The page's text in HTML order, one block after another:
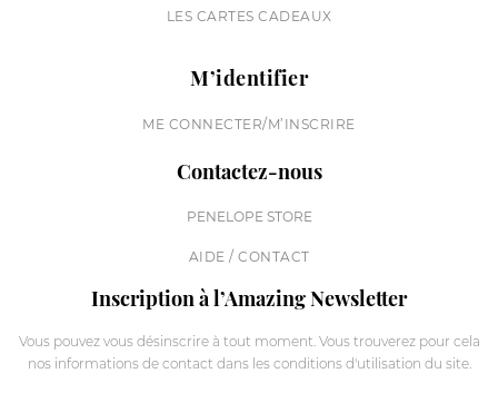
LES CARTES CADEAUX
M’identifier
ME CONNECTER/M’INSCRIRE
Contactez-nous
PENELOPE STORE
AIDE / CONTACT
Inscription à l’Amazing Newsletter
Vous pouvez vous désinscrire à tout moment. Vous trouverez pour cela
nos informations de contact dans les conditions d'utilisation du site.